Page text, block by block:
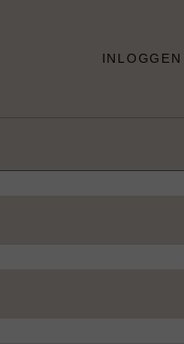
INLOGGEN